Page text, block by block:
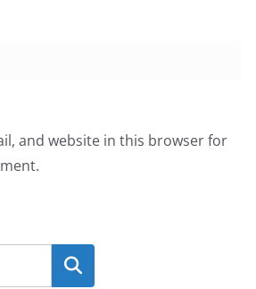
and website in this browser for
Search